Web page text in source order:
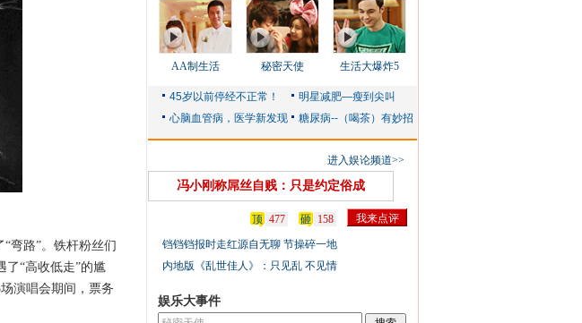
弯路”。铁杆粉丝们
“高收低走”的尴
演唱会期间，票务
AA制生活 秘密天使 生活大爆炸5
进入娱论频道>>
冯小刚称屌丝自贱：只是约定俗成
顶 477 砸
158
铛铛铛报时走红源自无聊 节操碎一地
内地版《乱世佳人》：只见乱 不见情
娱乐大事件